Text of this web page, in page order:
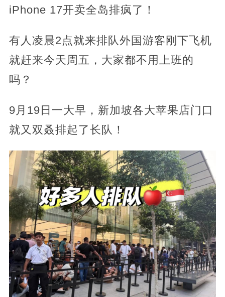
iPhone 17开卖全岛排疯了！
有人凌晨2点就来排队外国游客刚下飞机
就赶来今天周五，大家都不用上班的
吗？
9月19日一大早，新加坡各大苹果店门口
就又双叒排起了长队！